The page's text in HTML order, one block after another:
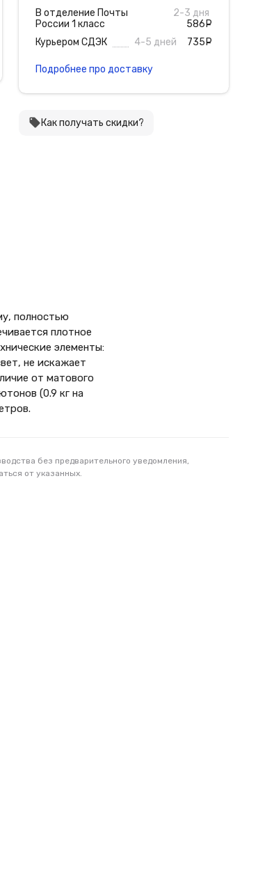
В отделение Почты
России 1 класс
2-3 дня
586
Курьером СДЭК
4-5 дней 735
Подробнее про доставку
local_offerКак получать скидки?
полностью
плотное
элементы:
не искажает
от матового
(0.9 кг на
без предварительного уведомления,
от указанных.